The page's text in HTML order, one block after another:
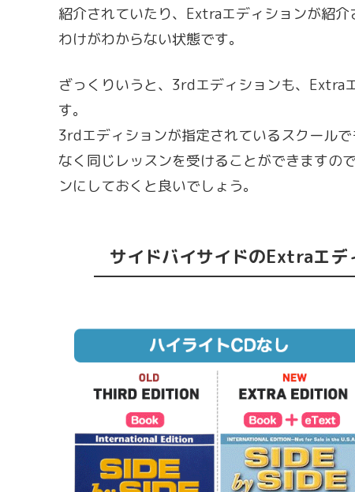
紹介されていたり、Extraエディションが紹介
わけがわからない状態です。
ざっくりいうと、3rdエディションも、Extra
す。
3rdエディションが指定されているスクール
なく同じレッスンを受けることができますの
ンにしておくと良いでしょう。
サイドバイサイドのExtraエ